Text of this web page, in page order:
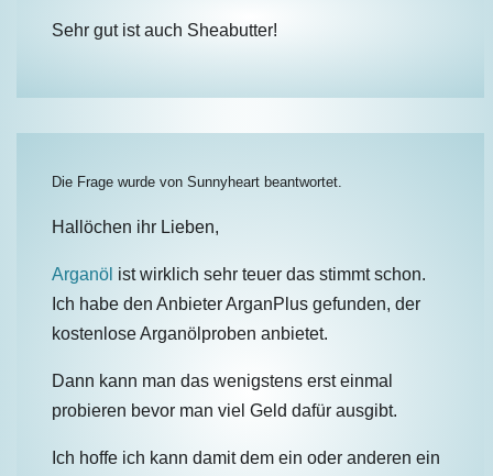
Sehr gut ist auch Sheabutter!
Die Frage wurde von Sunnyheart beantwortet.
Hallöchen ihr Lieben,
Arganöl ist wirklich sehr teuer das stimmt schon.
Ich habe den Anbieter ArganPlus gefunden, der
kostenlose Arganölproben anbietet.
Dann kann man das wenigstens erst einmal
probieren bevor man viel Geld dafür ausgibt.
Ich hoffe ich kann damit dem ein oder anderen ein